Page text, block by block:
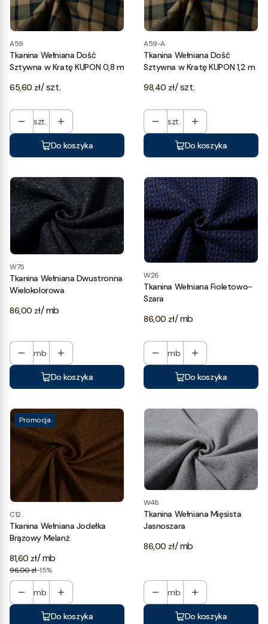
A59
Tkanina Wełniana Dość
Sztywna w Kratę KUPON 0,8 m
Cena
65,60 zł/ szt.
szt.
Do koszyka
A59-A
Tkanina Wełniana Dość
Sztywna w Kratę KUPON 1,2 m
Cena
98,40 zł/ szt.
szt.
Do koszyka
W75
Tkanina Wełniana Dwustronna
Wielokolorowa
Cena
86,00 zł/ mb
mb
Do koszyka
W26
Tkanina Wełniana Fioletowo-
Szara
Cena
86,00 zł/ mb
mb
Do koszyka
Promocja
C12
Tkanina Wełniana Jodełka
Brązowy Melanż
81,60 zł/ mb
96,00 zł-15%
mb
Do koszyka
W48
Tkanina Wełniana Mięsista
Jasnoszara
Cena
86,00 zł/ mb
mb
Do koszyka